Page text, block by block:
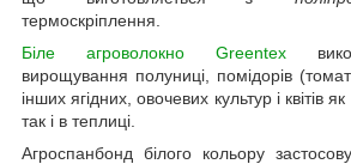
термоскріплення.
Біле агроволокно Greentex
вирощування полуниці, помідорів
інших ягідних, овочевих культур і квітів
так і в теплиці.
Агроспанбонд білого кольору